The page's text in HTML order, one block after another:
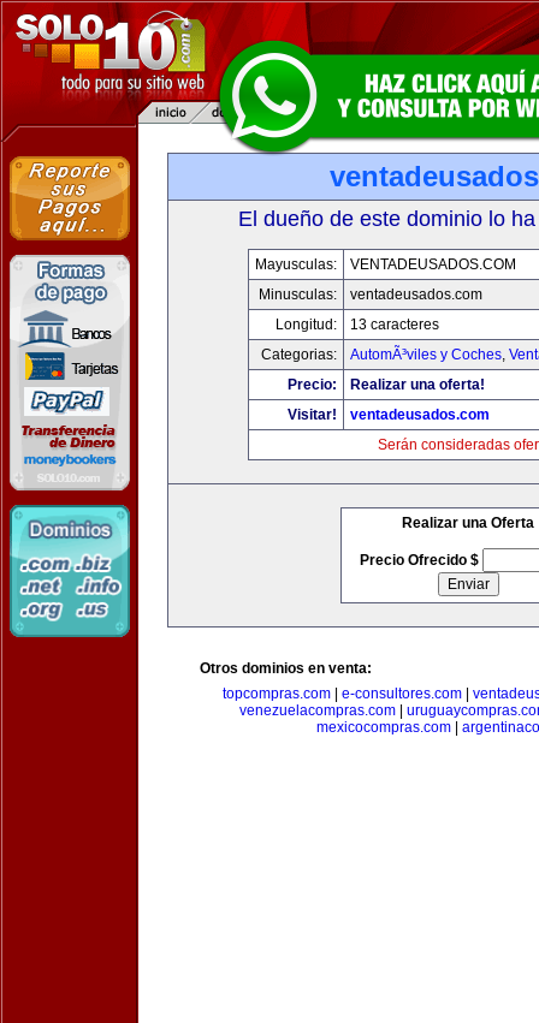
El dueño de este dominio lo
Mayusculas:
VENTADEUSADOS.COM
Minusculas:
ventadeusados.com
Longitud:
13 caracteres
Categorias:
AutomÃ³viles y Coches,
Precio:
Realizar una oferta!
Visitar!
ventadeusados.com
Serán consideradas
Realizar una Oferta
Precio Ofrecido $
Otros dominios en venta:
topcompras.com
e-consultores.com
venezuelacompras.com|
mexicocompras.com